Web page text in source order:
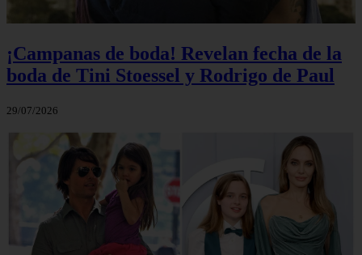
¡Campanas de boda! Revelan fecha de la
boda de Tini Stoessel y Rodrigo de Paul
29/07/2026